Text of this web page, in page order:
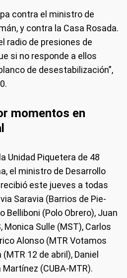
contra el ministro de
y contra la Casa Rosada.
radio de presiones de
si no responde a ellos
de desestabilización”,
momentos en
Unidad Piquetera de 48
el ministro de Desarrollo
este jueves a todas
Saravia (Barrios de Pie-
Belliboni (Polo Obrero), Juan
Monica Sulle (MST), Carlos
Alonso (MTR Votamos
12 de abril), Daniel
(CUBA-MTR).